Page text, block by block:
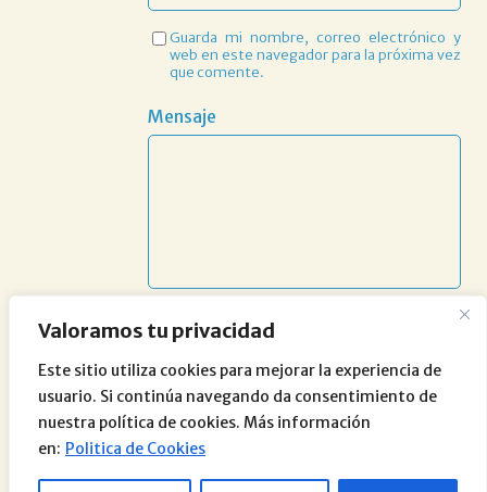
Valoramos tu privacidad
Este sitio utiliza cookies para mejorar la experiencia de
usuario. Si continúa navegando da consentimiento de
nuestra política de cookies. Más información
en: Politica de Cookies
Guarda mi nombre, correo electrónico y
web en este navegador para la próxima vez
que comente.
Mensaje